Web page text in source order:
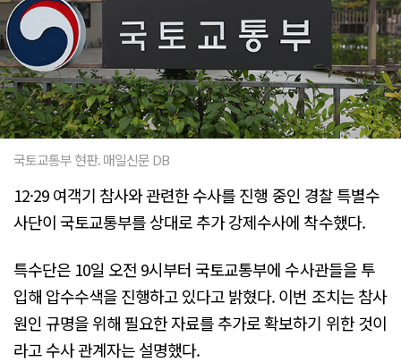
국토교통부 현판. 매일신문 DB
12·29 여객기 참사와 관련한 수사를 진행 중인 경찰 특별수
사단이 국토교통부를 상대로 추가 강제수사에 착수했다.
특수단은 10일 오전 9시부터 국토교통부에 수사관들을 투
입해 압수수색을 진행하고 있다고 밝혔다. 이번 조치는 참사
원인 규명을 위해 필요한 자료를 추가로 확보하기 위한 것이
라고 수사 관계자는 설명했다.